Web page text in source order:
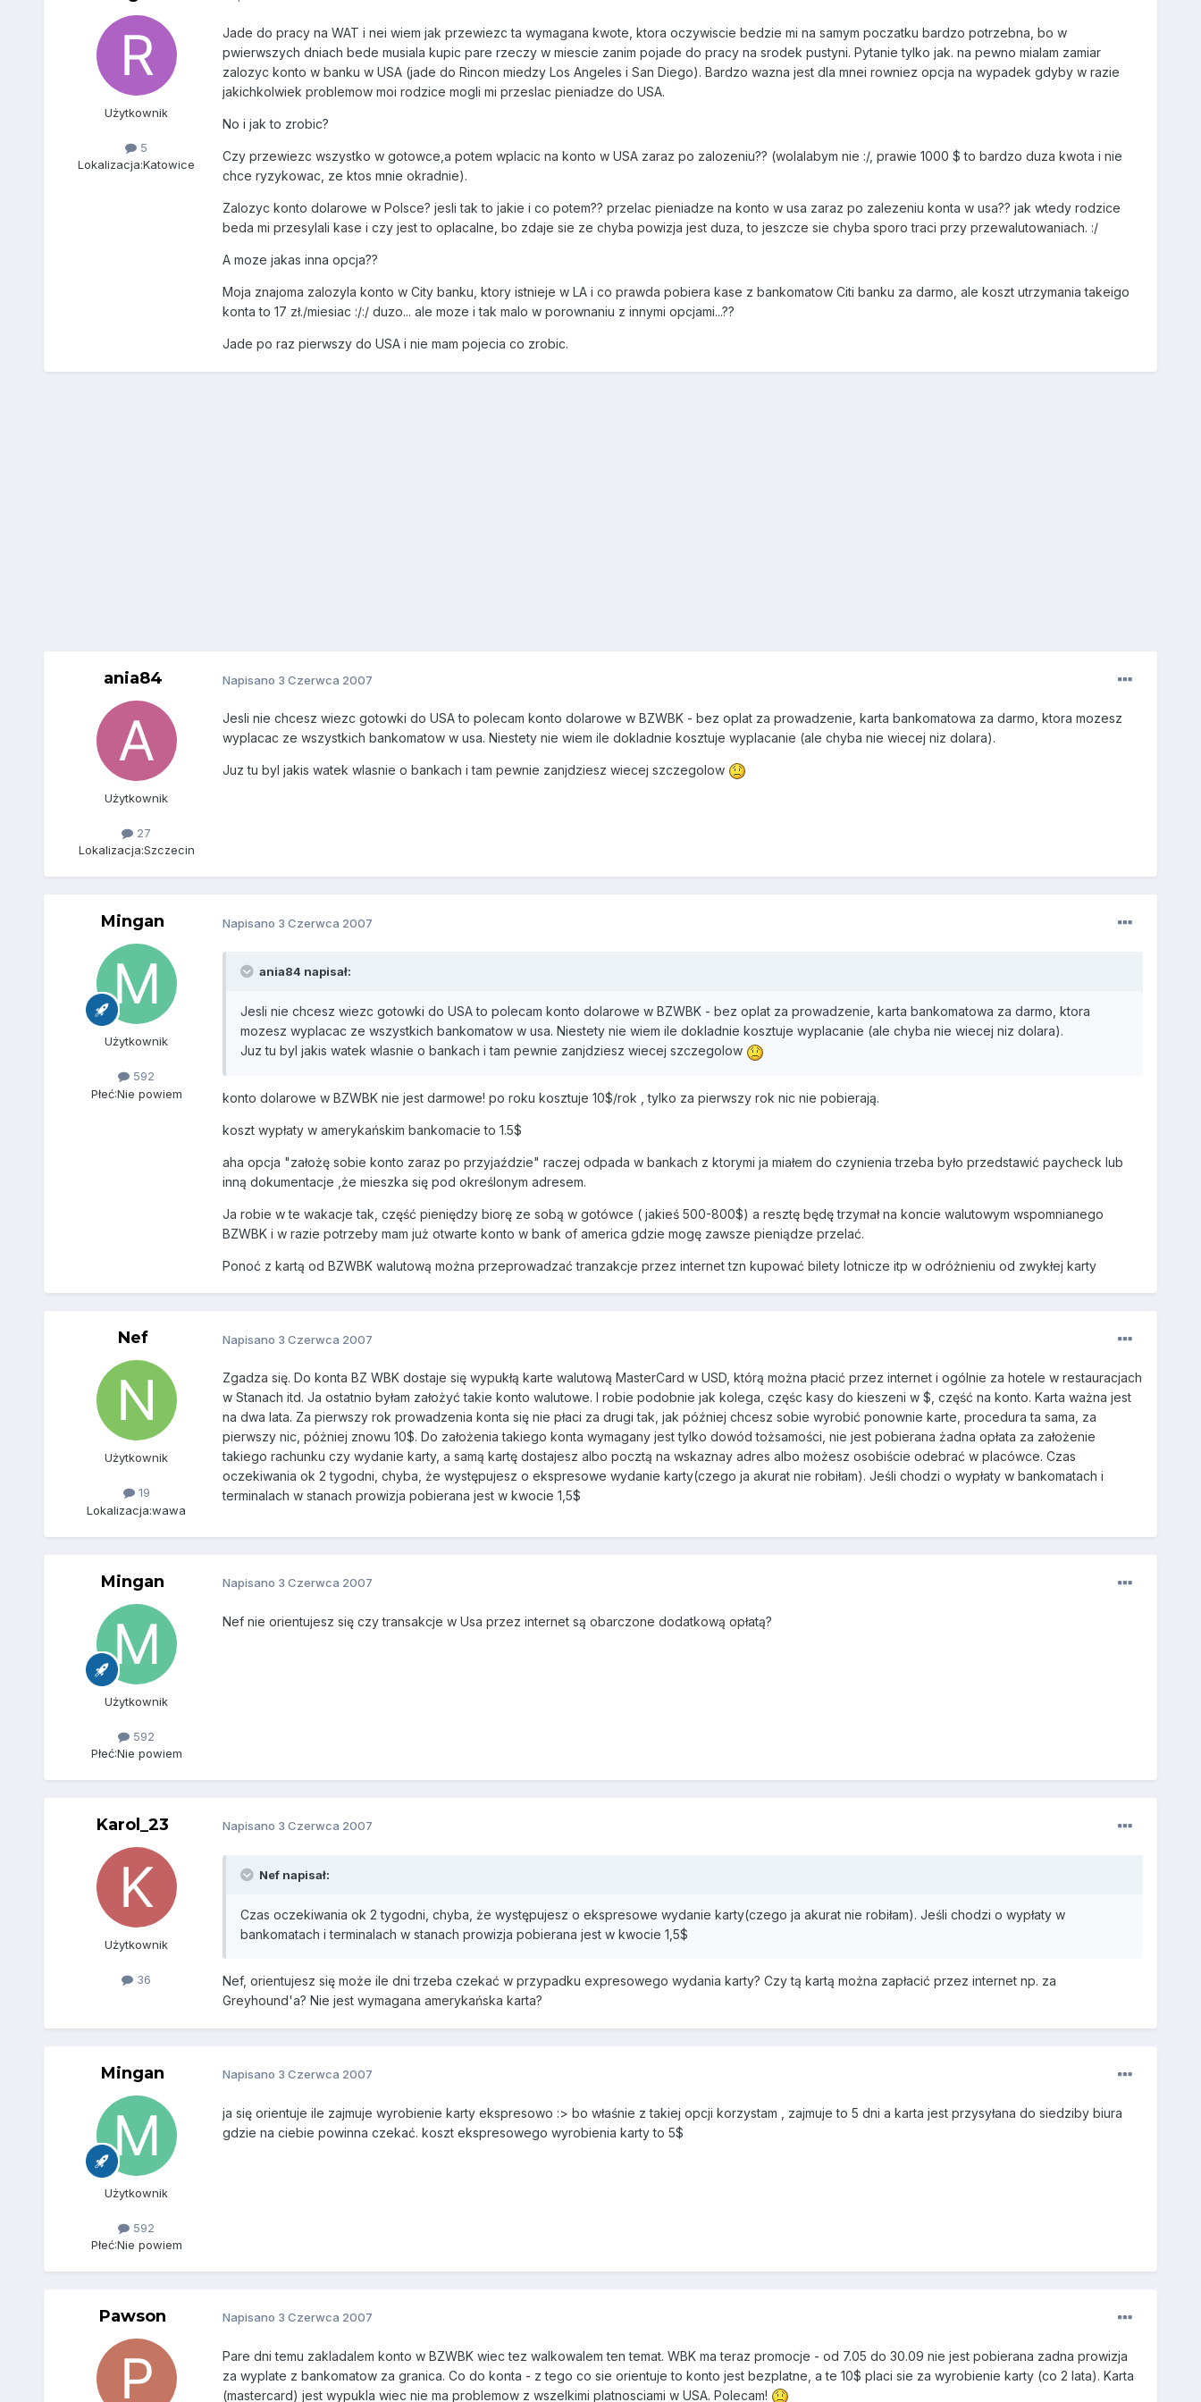
Użytkownik
5
Lokalizacja:Katowice
Jade do pracy na WAT i nei wiem jak przewiezc ta wymagana kwote, ktora oczywiscie bedzie mi na samym poczatku bardzo potrzebna, bo w
pwierwszych dniach bede musiala kupic pare rzeczy w miescie zanim pojade do pracy na srodek pustyni. Pytanie tylko jak. na pewno mialam zamiar
zalozyc konto w banku w USA (jade do Rincon miedzy Los Angeles i San Diego). Bardzo wazna jest dla mnei rowniez opcja na wypadek gdyby w razie
jakichkolwiek problemow moi rodzice mogli mi przeslac pieniadze do USA.
No i jak to zrobic?
Czy przewiezc wszystko w gotowce,a potem wplacic na konto w USA zaraz po zalozeniu?? (wolalabym nie :/, prawie 1000 $ to bardzo duza kwota i nie
chce ryzykowac, ze ktos mnie okradnie).
Zalozyc konto dolarowe w Polsce? jesli tak to jakie i co potem?? przelac pieniadze na konto w usa zaraz po zalezeniu konta w usa?? jak wtedy rodzice
beda mi przesylali kase i czy jest to oplacalne, bo zdaje sie ze chyba powizja jest duza, to jeszcze sie chyba sporo traci przy przewalutowaniach. :/
A moze jakas inna opcja??
Moja znajoma zalozyla konto w City banku, ktory istnieje w LA i co prawda pobiera kase z bankomatow Citi banku za darmo, ale koszt utrzymania takeigo
konta to 17 zł./miesiac :/:/ duzo... ale moze i tak malo w porownaniu z innymi opcjami...??
Jade po raz pierwszy do USA i nie mam pojecia co zrobic.
ania84
Użytkownik
27
Lokalizacja:Szczecin
Napisano 3 Czerwca 2007
Jesli nie chcesz wiezc gotowki do USA to polecam konto dolarowe w BZWBK - bez oplat za prowadzenie, karta bankomatowa za darmo, ktora mozesz
wyplacac ze wszystkich bankomatow w usa. Niestety nie wiem ile dokladnie kosztuje wyplacanie (ale chyba nie wiecej niz dolara).
Juz tu byl jakis watek wlasnie o bankach i tam pewnie zanjdziesz wiecej szczegolow
Mingan
Użytkownik
592
Płeć:Nie powiem
Napisano 3 Czerwca 2007
ania84 napisał:
Jesli nie chcesz wiezc gotowki do USA to polecam konto dolarowe w BZWBK - bez oplat za prowadzenie, karta bankomatowa za darmo, ktora
mozesz wyplacac ze wszystkich bankomatow w usa. Niestety nie wiem ile dokladnie kosztuje wyplacanie (ale chyba nie wiecej niz dolara).
Juz tu byl jakis watek wlasnie o bankach i tam pewnie zanjdziesz wiecej szczegolow
konto dolarowe w BZWBK nie jest darmowe! po roku kosztuje 10$/rok , tylko za pierwszy rok nic nie pobierają.
koszt wypłaty w amerykańskim bankomacie to 1.5$
aha opcja "założę sobie konto zaraz po przyjaździe" raczej odpada w bankach z ktorymi ja miałem do czynienia trzeba było przedstawić paycheck lub
inną dokumentacje ,że mieszka się pod określonym adresem.
Ja robie w te wakacje tak, część pieniędzy biorę ze sobą w gotówce ( jakieś 500-800$) a resztę będę trzymał na koncie walutowym wspomnianego
BZWBK i w razie potrzeby mam już otwarte konto w bank of america gdzie mogę zawsze pieniądze przelać.
Ponoć z kartą od BZWBK walutową można przeprowadzać tranzakcje przez internet tzn kupować bilety lotnicze itp w odróżnieniu od zwykłej karty
Nef
Użytkownik
19
Lokalizacja:wawa
Napisano 3 Czerwca 2007
Zgadza się. Do konta BZ WBK dostaje się wypukłą karte walutową MasterCard w USD, którą można płacić przez internet i ogólnie za hotele w restauracjach
w Stanach itd. Ja ostatnio byłam założyć takie konto walutowe. I robie podobnie jak kolega, częśc kasy do kieszeni w $, część na konto. Karta ważna jest
na dwa lata. Za pierwszy rok prowadzenia konta się nie płaci za drugi tak, jak później chcesz sobie wyrobić ponownie karte, procedura ta sama, za
pierwszy nic, póżniej znowu 10$. Do założenia takiego konta wymagany jest tylko dowód tożsamości, nie jest pobierana żadna opłata za założenie
takiego rachunku czy wydanie karty, a samą kartę dostajesz albo pocztą na wskaznay adres albo możesz osobiście odebrać w placówce. Czas
oczekiwania ok 2 tygodni, chyba, że występujesz o ekspresowe wydanie karty(czego ja akurat nie robiłam). Jeśli chodzi o wypłaty w bankomatach i
terminalach w stanach prowizja pobierana jest w kwocie 1,5$
Mingan
Użytkownik
592
Płeć:Nie powiem
Napisano 3 Czerwca 2007
Nef nie orientujesz się czy transakcje w Usa przez internet są obarczone dodatkową opłatą?
Karol_23
Użytkownik
36
Napisano 3 Czerwca 2007
Nef napisał:
Czas oczekiwania ok 2 tygodni, chyba, że występujesz o ekspresowe wydanie karty(czego ja akurat nie robiłam). Jeśli chodzi o wypłaty w
bankomatach i terminalach w stanach prowizja pobierana jest w kwocie 1,5$
Nef, orientujesz się może ile dni trzeba czekać w przypadku expresowego wydania karty? Czy tą kartą można zapłacić przez internet np. za
Greyhound'a? Nie jest wymagana amerykańska karta?
Mingan
Użytkownik
592
Płeć:Nie powiem
Napisano 3 Czerwca 2007
ja się orientuje ile zajmuje wyrobienie karty ekspresowo :> bo właśnie z takiej opcji korzystam , zajmuje to 5 dni a karta jest przysyłana do siedziby biura
gdzie na ciebie powinna czekać. koszt ekspresowego wyrobienia karty to 5$
Pawson Napisano 3 Czerwca 2007
Pare dni temu zakladalem konto w BZWBK wiec tez walkowalem ten temat. WBK ma teraz promocje - od 7.05 do 30.09 nie jest pobierana zadna prowizja
za wyplate z bankomatow za granica. Co do konta - z tego co sie orientuje to konto jest bezplatne, a te 10$ placi sie za wyrobienie karty (co 2 lata). Karta
(mastercard) jest wypukla wiec nie ma problemow z wszelkimi platnosciami w USA. Polecam!